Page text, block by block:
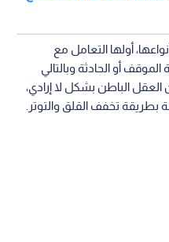
أولها التعامل مع
أو الحادثة وبالتالي
العقل الباطن بشكل لا إرادي،
بطريقة تخفف القلق والتوتر.